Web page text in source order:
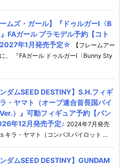
ームズ・ガール】『ドゥルガーI〈B
FAガール プラモデル予約【コト
年1月発売予定☆
【フレームアー
、 『FAガール ドゥルガーI〈Bunny Sty
ンダムSEED DESTINY】S.H.フィギ
・ヤマト（オーブ連合首長国パイ
）』可動フィギュア予約【バン
年12月発売予定♪ 2024年7月発売
キラ・ヤマト（コンパスパイロット ...
ンダムSEED DESTINY】GUNDAM